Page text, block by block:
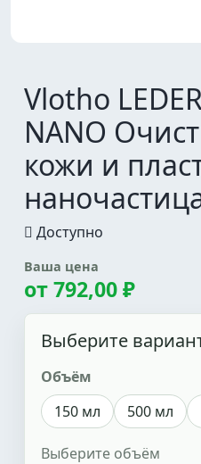
Vlotho
NANO
кожи и
Доступно
Ваша цена
от792,00 ₽
Выберите
Объём
150 мл
500 мл
Выберите объём